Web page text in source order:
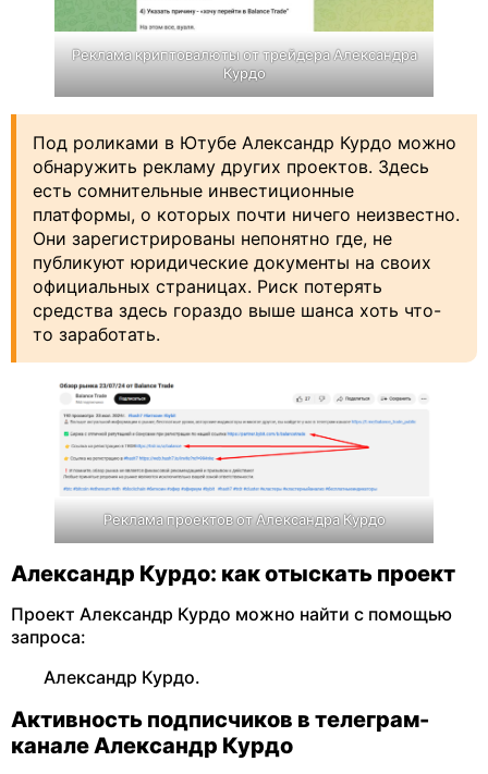
Реклама криптовалюты от трейдера Александра
Курдо
Под роликами в Ютубе Александр Курдо можно
обнаружить рекламу других проектов. Здесь
есть сомнительные инвестиционные
платформы, о которых почти ничего неизвестно.
Они зарегистрированы непонятно где, не
публикуют юридические документы на своих
официальных страницах. Риск потерять
средства здесь гораздо выше шанса хоть что-
то заработать.
Реклама проектов от Александра Курдо
Александр Курдо: как отыскать проект
Проект Александр Курдо можно найти с помощью
запроса:
Александр Курдо.
Активность подписчиков в телеграм-
канале Александр Курдо